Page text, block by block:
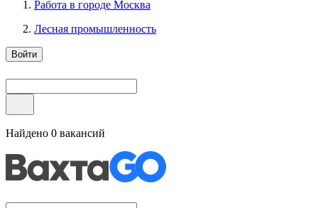
Работа в городе Москва
Лесная промышленность
Войти
Найдено 0 вакансий